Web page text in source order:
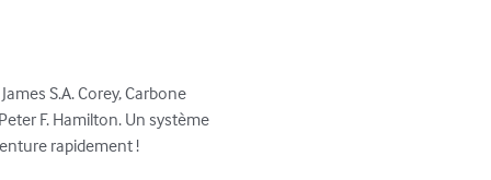
S.A. Corey, Carbone
F. Hamilton. Un système
rapidement !